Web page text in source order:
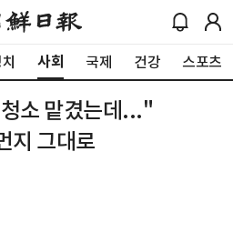
사회 국제 건강 스포츠
소 맡겼는데..."
지 그대로